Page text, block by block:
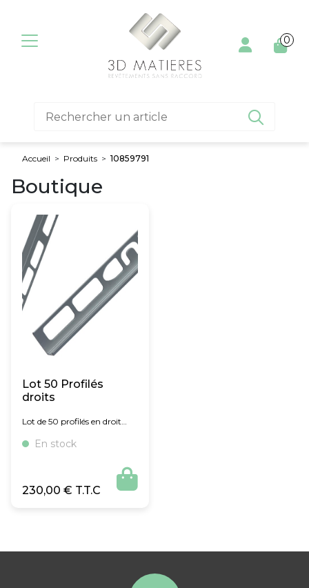
 0
Accueil > Produits > 10859791
Boutique
Lot 50 Profilés
droits
Lot de 50 profilés en droit
En stock
230,00 € 